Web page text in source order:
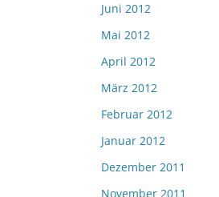
Juni 2012
Mai 2012
April 2012
März 2012
Februar 2012
Januar 2012
Dezember 2011
November 2011